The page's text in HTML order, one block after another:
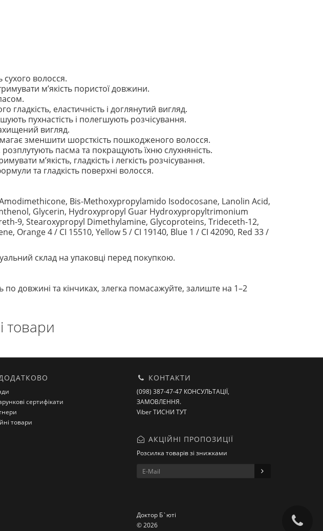
сухого волосся.
м’якість пористої довжини.
еластичність і доглянутий вигляд.
пухнастість і полегшують розчісування.
вигляд.
зменшити шорсткість пошкодженого волосся.
пасма та покращують їхню слухняність.
м’якість, гладкість і легкість розчісування.
та гладкість поверхні волосся.
Bis-Methoxypropylamido Isodocosane, Lanolin Acid,
Glycerin, Hydroxypropyl Guar Hydroxypropyltrimonium
9, Stearoxypropyl Dimethylamine, Glycoproteins, Trideceth-12,
Orange 4 / CI 15510, Yellow 5 / CI 19140, Blue 1 / CI 42090, Red 33 /
склад на упаковці перед покупкою.
по довжині та кінчиках, злегка помасажуйте, залиште на 1–2
товари
сертифікати
товари
КОНТАКТИ
(098) 387-47-47 КОНСУЛЬТАЦІЇ,
ЗАМОВЛЕННЯ.
Viber ТИСНИ ТУТ
АКЦІЙНІ ПРОПОЗИЦІЇ
Розсилка товарів зі знижками
Доктор Б`юті
© 2026